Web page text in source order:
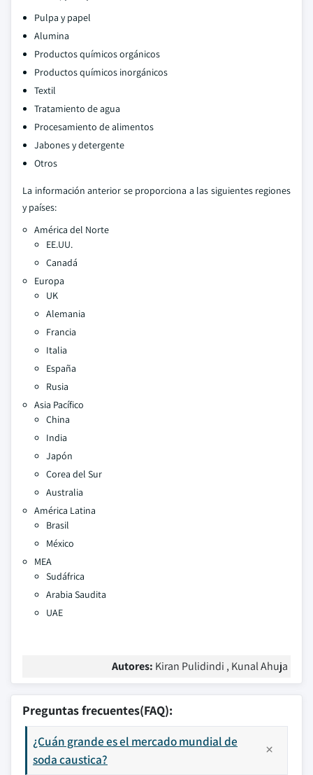
Pulpa y papel
Alumina
Productos químicos orgánicos
Productos químicos inorgánicos
Textil
Tratamiento de agua
Procesamiento de alimentos
Jabones y detergente
Otros
La información anterior se proporciona a las siguientes regiones
y países:
América del Norte
EE.UU.
Canadá
Europa
UK
Alemania
Francia
Italia
España
Rusia
Asia Pacífico
China
India
Japón
Corea del Sur
Australia
América Latina
Brasil
México
MEA
Sudáfrica
Arabia Saudita
UAE
Autores: Kiran Pulidindi , Kunal Ahuja
Preguntas frecuentes(FAQ):
¿Cuán grande es el mercado mundial de
soda caustica?